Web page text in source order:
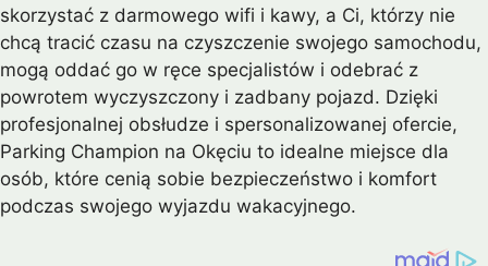
skorzystać z darmowego wifi i kawy, a Ci, którzy nie
chcą tracić czasu na czyszczenie swojego samochodu,
mogą oddać go w ręce specjalistów i odebrać z
powrotem wyczyszczony i zadbany pojazd. Dzięki
profesjonalnej obsłudze i spersonalizowanej ofercie,
Parking Champion na Okęciu to idealne miejsce dla
osób, które cenią sobie bezpieczeństwo i komfort
podczas swojego wyjazdu wakacyjnego.